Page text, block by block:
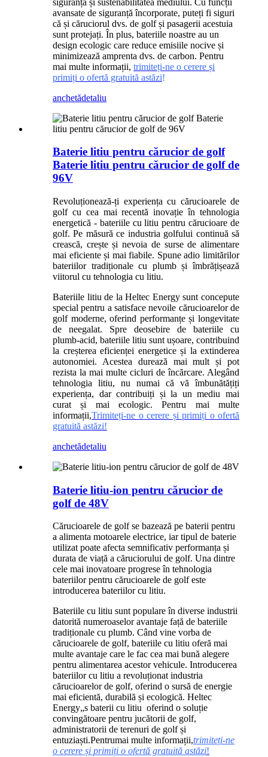
avansate de siguranță încorporate, puteți fi siguri
că și căruciorul dvs. de golf și pasagerii acestuia
sunt protejați. În plus, bateriile noastre au un
design ecologic care reduce emisiile nocive și
minimizează amprenta dvs. de carbon. Pentru
mai multe informații, trimiteți-ne o cerere și
primiți o ofertă gratuită astăzi!
anchetădetaliu
Baterie litiu pentru cărucior de golf
Baterie litiu pentru cărucior de golf de
96V
Revoluționează-ți experiența cu cărucioarele de
golf cu cea mai recentă inovație în tehnologia
energetică - bateriile cu litiu pentru cărucioare de
golf. Pe măsură ce industria golfului continuă să
crească, crește și nevoia de surse de alimentare
mai eficiente și mai fiabile. Spune adio limitărilor
bateriilor tradiționale cu plumb și îmbrățișează
viitorul cu tehnologia cu litiu.
Bateriile litiu de la Heltec Energy sunt concepute
special pentru a satisface nevoile cărucioarelor de
golf moderne, oferind performanțe și longevitate
de neegalat. Spre deosebire de bateriile cu
plumb-acid, bateriile litiu sunt ușoare, contribuind
la creșterea eficienței energetice și la extinderea
autonomiei. Acestea durează mai mult și pot
rezista la mai multe cicluri de încărcare. Alegând
tehnologia litiu, nu numai că vă îmbunătățiți
experiența, dar contribuiți și la un mediu mai
curat și mai ecologic. Pentru mai multe
informații,Trimiteți-ne o cerere și primiți o ofertă
gratuită astăzi!
anchetădetaliu
Baterie litiu-ion pentru cărucior de
golf de 48V
Cărucioarele de golf se bazează pe baterii pentru
a alimenta motoarele electrice, iar tipul de baterie
utilizat poate afecta semnificativ performanța și
durata de viață a căruciorului de golf. Una dintre
cele mai inovatoare progrese în tehnologia
bateriilor pentru cărucioarele de golf este
introducerea bateriilor cu litiu.
Bateriile cu litiu sunt populare în diverse industrii
datorită numeroaselor avantaje față de bateriile
tradiționale cu plumb. Când vine vorba de
cărucioarele de golf, bateriile cu litiu oferă mai
multe avantaje care le fac cea mai bună alegere
pentru alimentarea acestor vehicule. Introducerea
bateriilor cu litiu a revoluționat industria
cărucioarelor de golf, oferind o sursă de energie
mai eficientă, durabilă și ecologică. Heltec
Energy„s baterii cu litiu oferind o soluție
convingătoare pentru jucătorii de golf,
administratorii de terenuri de golf și
entuziaști.Pentrumai multe informații,trimiteți-ne
o cerere și primiți o ofertă gratuită astăzi!